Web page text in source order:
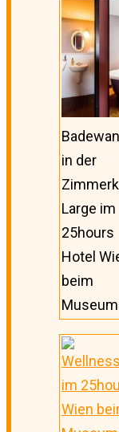
in der
Large im
25hours
Hotel
beim